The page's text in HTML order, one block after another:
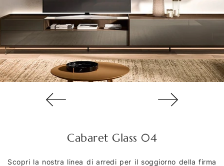
Cabaret Glass 04
Scopri la nostra linea di arredi per il soggiorno della firma